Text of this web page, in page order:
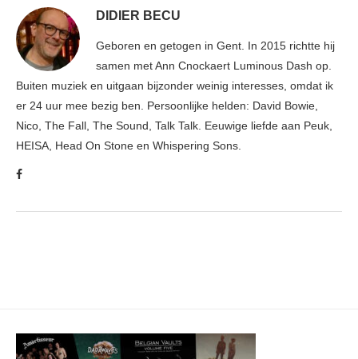
DIDIER BECU
Geboren en getogen in Gent. In 2015 richtte hij
samen met Ann Cnockaert Luminous Dash op.
Buiten muziek en uitgaan bijzonder weinig interesses, omdat ik
er 24 uur mee bezig ben. Persoonlijke helden: David Bowie,
Nico, The Fall, The Sound, Talk Talk. Eeuwige liefde aan Peuk,
HEISA, Head On Stone en Whispering Sons.